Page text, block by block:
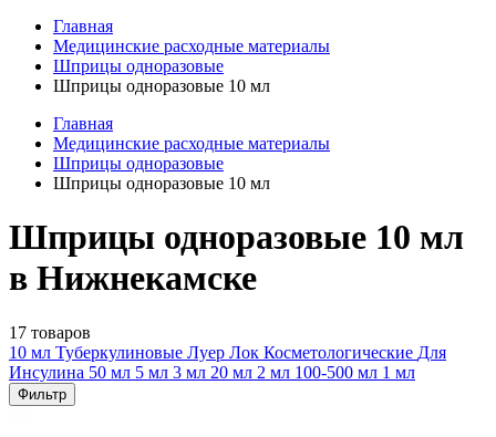
Главная
Медицинские расходные материалы
Шприцы одноразовые
Шприцы одноразовые 10 мл
Главная
Медицинские расходные материалы
Шприцы одноразовые
Шприцы одноразовые 10 мл
Шприцы одноразовые 10 мл
в Нижнекамске
17 товаров
10 мл Туберкулиновые Луер Лок Косметологические Для
Инсулина 50 мл 5 мл 3 мл 20 мл 2 мл 100-500 мл 1 мл
Фильтр